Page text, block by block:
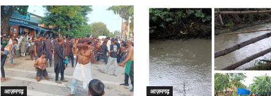
आज़मगढ़ आज़मगढ़